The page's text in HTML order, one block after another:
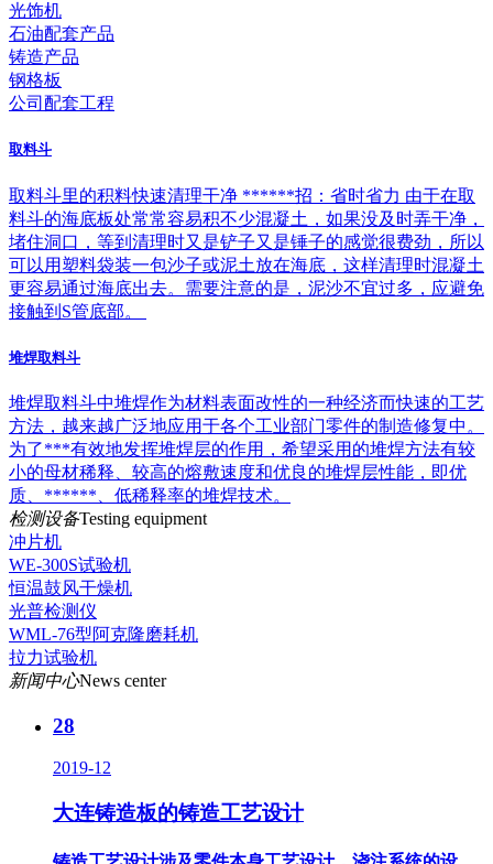
光饰机
石油配套产品
铸造产品
钢格板
公司配套工程
取料斗
取料斗里的积料快速清理干净 ******招：省时省力 由于在取
料斗的海底板处常常容易积不少混凝土，如果没及时弄干净，
堵住洞口，等到清理时又是铲子又是锤子的感觉很费劲，所以
可以用塑料袋装一包沙子或泥土放在海底，这样清理时混凝土
更容易通过海底出去。需要注意的是，泥沙不宜过多，应避免
接触到S管底部。
堆焊取料斗
堆焊取料斗中堆焊作为材料表面改性的一种经济而快速的工艺
方法，越来越广泛地应用于各个工业部门零件的制造修复中。
为了***有效地发挥堆焊层的作用，希望采用的堆焊方法有较
小的母材稀释、较高的熔敷速度和优良的堆焊层性能，即优
质、******、低稀释率的堆焊技术。
检测设备Testing equipment
冲片机
WE-300S试验机
恒温鼓风干燥机
光普检测仪
WML-76型阿克隆磨耗机
拉力试验机
新闻中心News center
28
2019-12
大连铸造板的铸造工艺设计